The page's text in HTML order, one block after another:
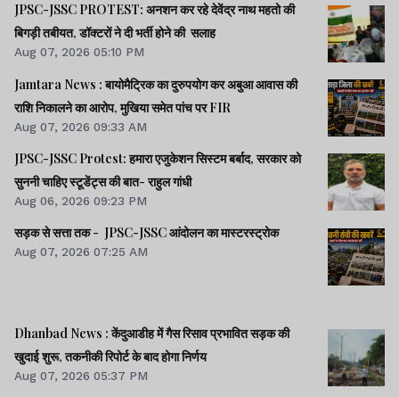
JPSC-JSSC PROTEST: अनशन कर रहे देवेंद्र नाथ महतो की
बिगड़ी तबीयत, डॉक्टरों ने दी भर्ती होने की सलाह
Aug 07, 2026 05:10 PM
Jamtara News : बायोमैट्रिक का दुरुपयोग कर अबुआ आवास की
राशि निकालने का आरोप, मुखिया समेत पांच पर FIR
Aug 07, 2026 09:33 AM
JPSC-JSSC Protest: हमारा एजुकेशन सिस्टम बर्बाद, सरकार को
सुननी चाहिए स्टूडेंट्स की बात- राहुल गांधी
Aug 06, 2026 09:23 PM
सड़क से सत्ता तक - JPSC-JSSC आंदोलन का मास्टरस्ट्रोक
Aug 07, 2026 07:25 AM
Dhanbad News : केंदुआडीह में गैस रिसाव प्रभावित सड़क की
खुदाई शुरू, तकनीकी रिपोर्ट के बाद होगा निर्णय
Aug 07, 2026 05:37 PM